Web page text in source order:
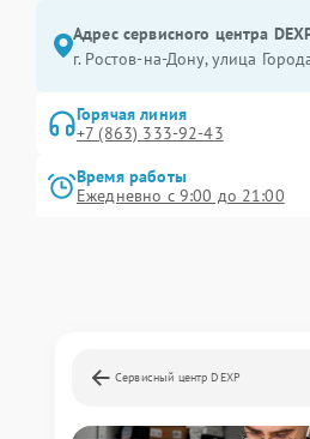
Адрес сервисного центра
г. Ростов-на-Дону, улица
Горячая линия
+7 (863) 333-92-43
Время работы
Ежедневно с 9:00 до 21:00
Сервисный центр DEXP